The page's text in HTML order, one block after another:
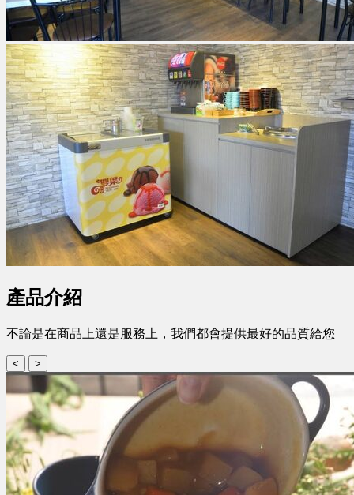
產品介紹
不論是在商品上還是服務上，我們都會提供最好的品質給您
< >